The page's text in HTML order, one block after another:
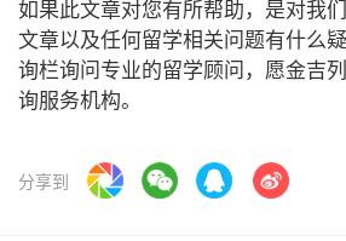
如果此文章对您有所帮助，是对我
文章以及任何留学相关问题有什么
询栏询问专业的留学顾问，愿金吉
询服务机构。
分享到